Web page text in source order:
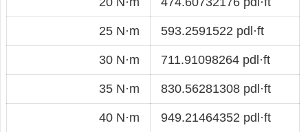
25 N·m 593.2591522 pdl·ft
30 N·m 711.91098264 pdl·ft
35 N·m 830.56281308 pdl·ft
40 N·m 949.21464352 pdl·ft